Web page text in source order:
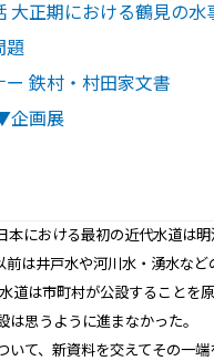
大正期における鶴見の水
題
鉄村・村田家文書
企画展
における最初の近代水道は
は井戸水や河川水・湧水など
道は市町村が公設することを
思うように進まなかった。
て、新資料を交えてその一端